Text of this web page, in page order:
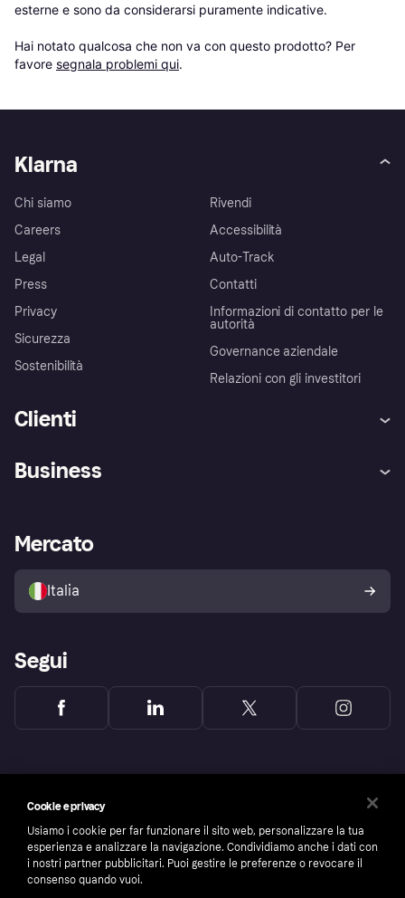
esterne e sono da considerarsi puramente indicative.
Hai notato qualcosa che non va con questo prodotto? Per
favore segnala problemi qui.
Klarna
Chi siamo
Careers
Legal
Press
Privacy
Sicurezza
Sostenibilità
Rivendi
Accessibilità
Auto-Track
Contatti
Informazioni di contatto per le
autorità
Governance aziendale
Relazioni con gli investitori
Clienti
Esplora i negozi
Politica di protezione
dell'acquirente Klarna
Business
Accesso aziende
Mercato
Italia
Segui
Cookie e privacy
Usiamo i cookie per far funzionare il sito web, personalizzare la tua
esperienza e analizzare la navigazione. Condividiamo anche i dati con
i nostri partner pubblicitari. Puoi gestire le preferenze o revocare il
consenso quando vuoi.